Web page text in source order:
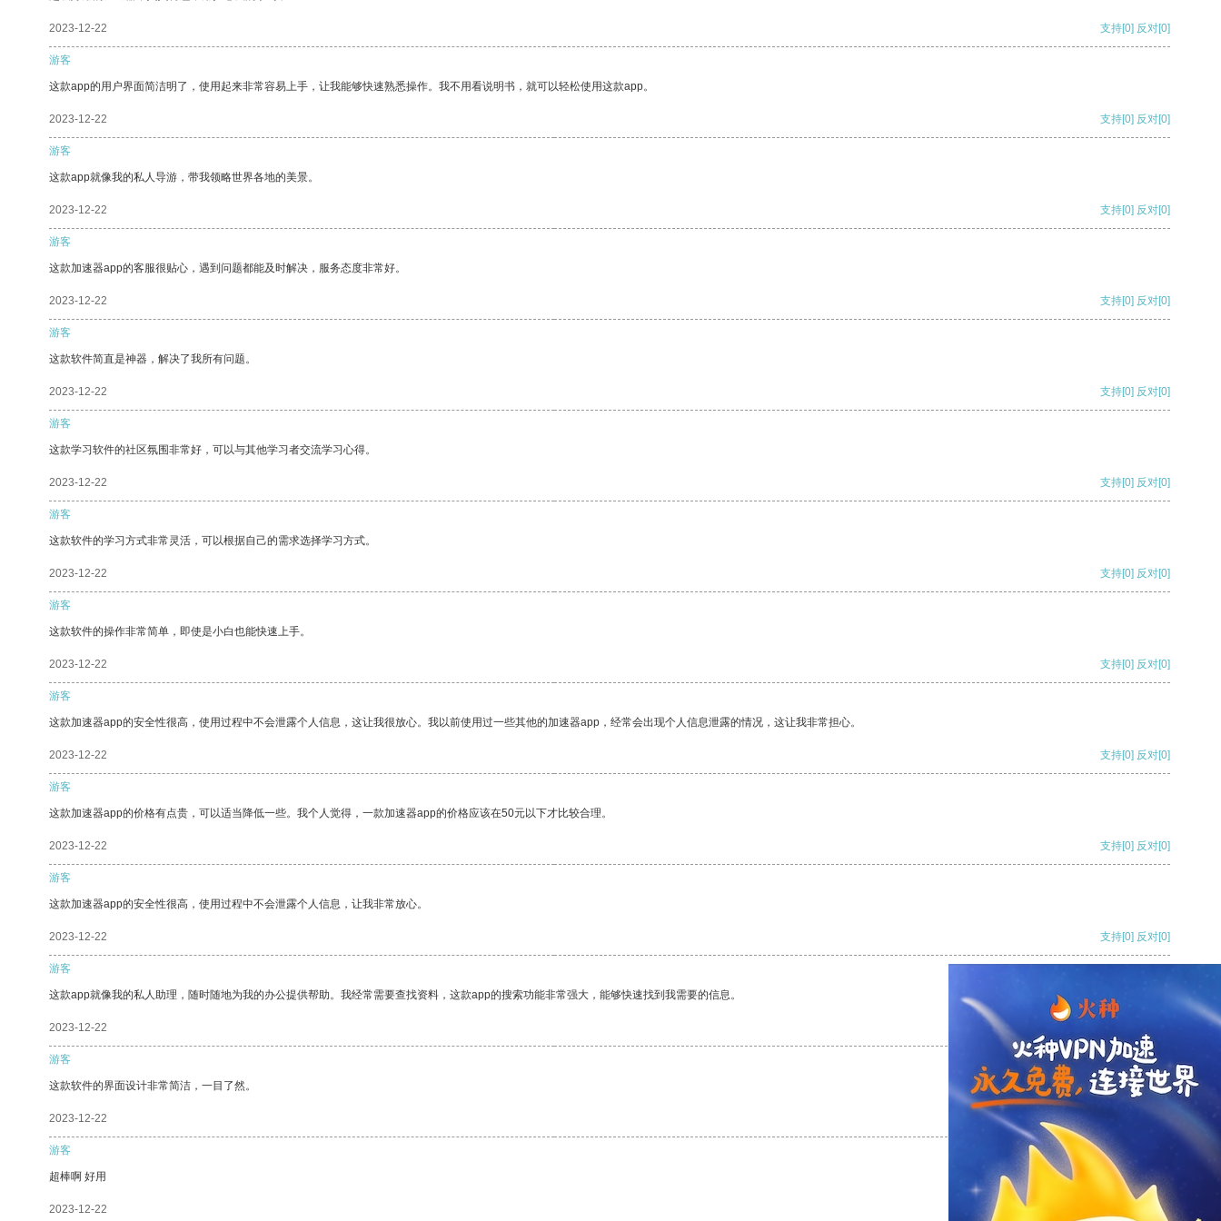
2023-12-22 支持[0] 反对[0]
游客
这款app的用户界面简洁明了，使用起来非常容易上手，让我能够快速熟悉操作。我不用看说明书，就可以轻松使用这款app。
2023-12-22 支持[0] 反对[0]
游客
这款app就像我的私人导游，带我领略世界各地的美景。
2023-12-22 支持[0] 反对[0]
游客
这款加速器app的客服很贴心，遇到问题都能及时解决，服务态度非常好。
2023-12-22 支持[0] 反对[0]
游客
这款软件简直是神器，解决了我所有问题。
2023-12-22 支持[0] 反对[0]
游客
这款学习软件的社区氛围非常好，可以与其他学习者交流学习心得。
2023-12-22 支持[0] 反对[0]
游客
这款软件的学习方式非常灵活，可以根据自己的需求选择学习方式。
2023-12-22 支持[0] 反对[0]
游客
这款软件的操作非常简单，即使是小白也能快速上手。
2023-12-22 支持[0] 反对[0]
游客
这款加速器app的安全性很高，使用过程中不会泄露个人信息，这让我很放心。我以前使用过一些其他的加速器app，经常会出现个人信息泄露的情况，这让我非常担心。
2023-12-22 支持[0] 反对[0]
游客
这款加速器app的价格有点贵，可以适当降低一些。我个人觉得，一款加速器app的价格应该在50元以下才比较合理。
2023-12-22 支持[0] 反对[0]
游客
这款加速器app的安全性很高，使用过程中不会泄露个人信息，让我非常放心。
2023-12-22 支持[0] 反对[0]
游客
这款app就像我的私人助理，随时随地为我的办公提供帮助。我经常需要查找资料，这款app的搜索功能非常强大，能够快速找到我需要的信息。
2023-12-22
游客
这款软件的界面设计非常简洁，一目了然。
2023-12-22 反对
游客
超棒啊 好用
2023-12-22 反对[0]